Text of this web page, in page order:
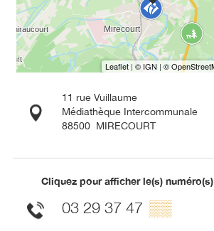
11 rue Vuillaume
Médiathèque Intercommunale
88500 MIRECOURT
Cliquez pour afficher le(s) numéro(s)
03 29 37 47 ▒▒